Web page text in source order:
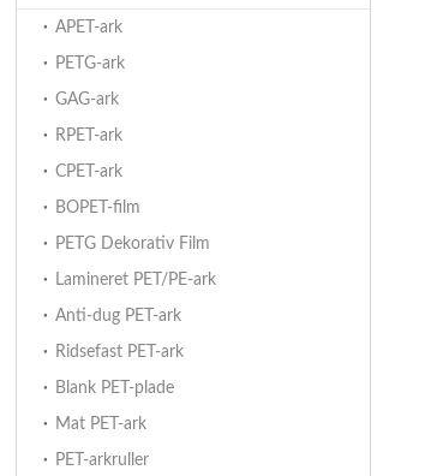
APET-ark
PETG-ark
GAG-ark
RPET-ark
CPET-ark
BOPET-film
PETG Dekorativ Film
Lamineret PET/PE-ark
Anti-dug PET-ark
Ridsefast PET-ark
Blank PET-plade
Mat PET-ark
PET-arkruller